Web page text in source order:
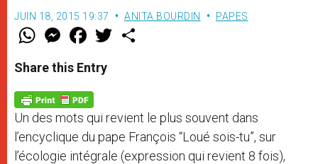
JUIN 18, 2015 19:37 ANITA BOURDIN PAPES
W
t
s
p
p
M
e
s
e
g
e
r
F
a
e
b
o
k
w
Share this Entry
Un des mots qui revient le plus souvent dans
l’encyclique du pape François “Loué sois-tu”, sur
l’écologie intégrale (expression qui revient 8 fois),